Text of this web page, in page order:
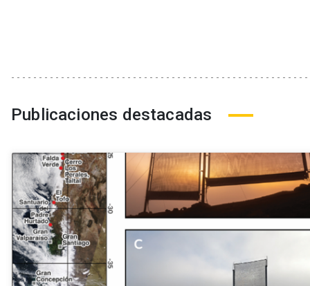
Publicaciones destacadas